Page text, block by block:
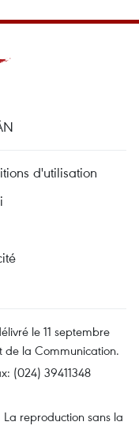
d'utilisation
le 11 septembre
de la Communication.
(024) 39411348
reproduction sans la